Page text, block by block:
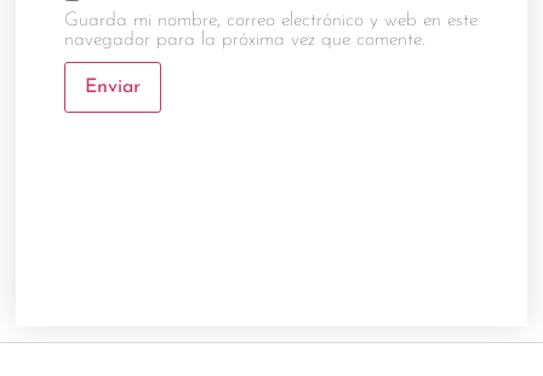
Guarda mi nombre, correo electrónico y web en este
navegador para la próxima vez que comente.